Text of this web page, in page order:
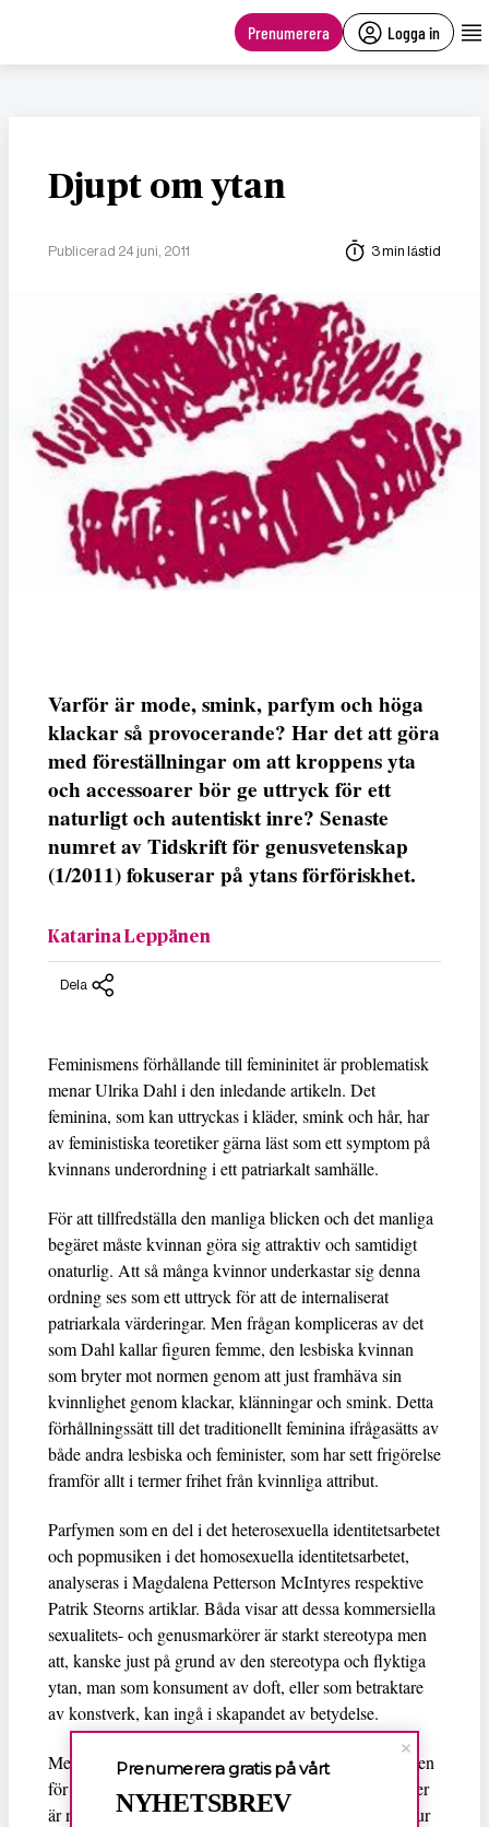
Prenumerera Logga in
Djupt om ytan
Publicerad 24 juni, 2011 3 min lästid
Varför är mode, smink, parfym och höga
klackar så provocerande? Har det att göra
med föreställningar om att kroppens yta
och accessoarer bör ge uttryck för ett
naturligt och autentiskt inre? Senaste
numret av Tidskrift för genusvetenskap
(1/2011) fokuserar på ytans förföriskhet.
Katarina Leppänen
Dela
Feminismens förhållande till femininitet är problematisk
menar Ulrika Dahl i den inledande artikeln. Det
feminina, som kan uttryckas i kläder, smink och hår, har
av feministiska teoretiker gärna läst som ett symptom på
kvinnans underordning i ett patriarkalt samhälle.
För att tillfredställa den manliga blicken och det manliga
begäret måste kvinnan göra sig attraktiv och samtidigt
onaturlig. Att så många kvinnor underkastar sig denna
ordning ses som ett uttryck för att de internaliserat
patriarkala värderingar. Men frågan kompliceras av det
som Dahl kallar figuren femme, den lesbiska kvinnan
som bryter mot normen genom att just framhäva sin
kvinnlighet genom klackar, klänningar och smink. Detta
förhållningssätt till det traditionellt feminina ifrågasätts av
både andra lesbiska och feminister, som har sett frigörelse
framför allt i termer frihet från kvinnliga attribut.
Parfymen som en del i det heterosexuella identitetsarbetet
och popmusiken i det homosexuella identitetsarbetet,
analyseras i Magdalena Petterson McIntyres respektive
Patrik Steorns artiklar. Båda visar att dessa kommersiella
sexualitets- och genusmarkörer är starkt stereotypa men
att, kanske just på grund av den stereotypa och flyktiga
ytan, man som konsument av doft, eller som betraktare
av konstverk, kan ingå i skapandet av betydelse.
Men varken föraktet för det kvinnliga eller fascinationen
för att bryta genus- och sexualitetsnormer genom kläder
är nya företeelser. Agneta Helmius visar i sin artikel hur
Prenumerera gratis på vårt
NYHETSBREV